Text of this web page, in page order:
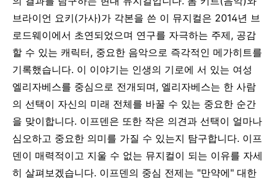
브라이언 요키(가사)가 각본을 쓴 이 뮤지컬은 2014년 브
로드웨이에서 초연되었으며 연구를 자극하는 주제, 공감
할 수 있는 캐릭터, 중요한 음악으로 즉각적인 메가히트를
기록했습니다. 이 이야기는 인생의 기로에 서 있는 여성
엘리자베스를 중심으로 전개되며, 엘리자베스는 한 사람
의 선택이 자신의 미래 전체를 바꿀 수 있는 중요한 순간
을 맞이합니다. 이프덴은 또한 작은 의견과 선택이 얼마나
심오하고 중요한 의미를 가질 수 있는지 탐구합니다. 이프
덴이 매력적이고 지울 수 없는 뮤지컬이 되는 이유를 자세
히 살펴보겠습니다. 이프덴의 중심 전제는 "만약에" 대한